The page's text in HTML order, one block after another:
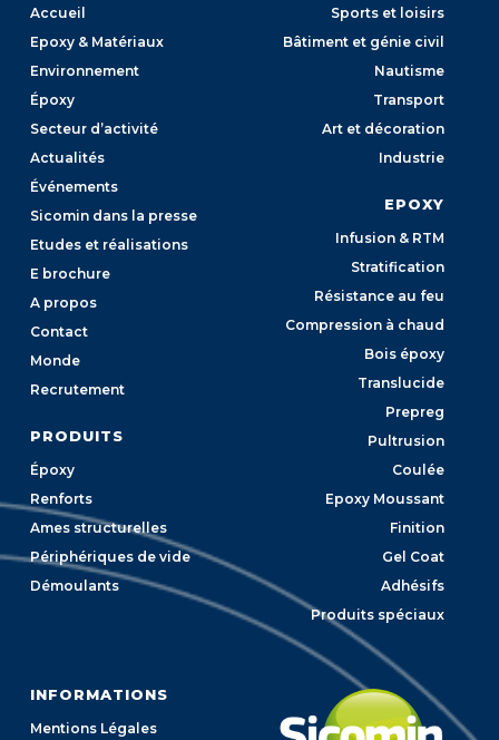
Accueil
Epoxy & Matériaux
Environnement
Époxy
Secteur d’activité
Actualités
Événements
Sicomin dans la presse
Etudes et réalisations
E brochure
A propos
Contact
Monde
Recrutement
PRODUITS
Époxy
Renforts
Ames structurelles
Périphériques de vide
Démoulants
Sports et loisirs
Bâtiment et génie civil
Nautisme
Transport
Art et décoration
Industrie
EPOXY
Infusion & RTM
Stratification
Résistance au feu
Compression à chaud
Bois époxy
Translucide
Prepreg
Pultrusion
Coulée
Epoxy Moussant
Finition
Gel Coat
Adhésifs
Produits spéciaux
INFORMATIONS
Mentions Légales